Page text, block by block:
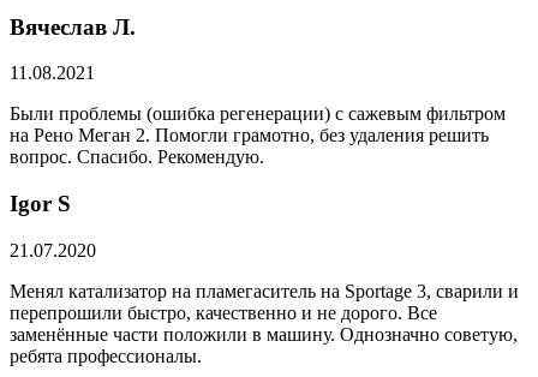
Вячеслав Л.
11.08.2021
Были проблемы (ошибка регенерации) с сажевым фильтром
на Рено Меган 2. Помогли грамотно, без удаления решить
вопрос. Спасибо. Рекомендую.
​Igor S
21.07.2020
Менял катализатор на пламегаситель на Sportage 3, сварили и
перепрошили быстро, качественно и не дорого. Все
заменённые части положили в машину. Однозначно советую,
ребята профессионалы.